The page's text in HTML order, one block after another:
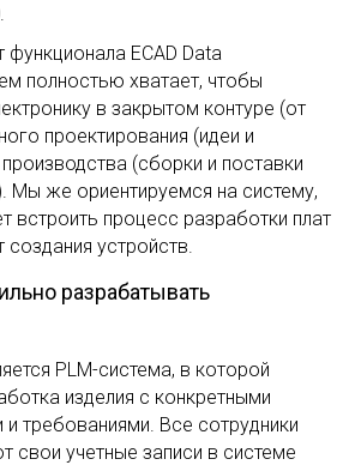
ECAD Data
полностью хватает, чтобы
в закрытом контуре (от
проектирования (идеи и
(сборки и поставки
Мы же ориентируемся на систему,
встроить процесс разработки плат
устройств.
разрабатывать
PLM-система, в которой
изделия с конкретными
и требованиями. Все сотрудники
свои учетные записи в системе